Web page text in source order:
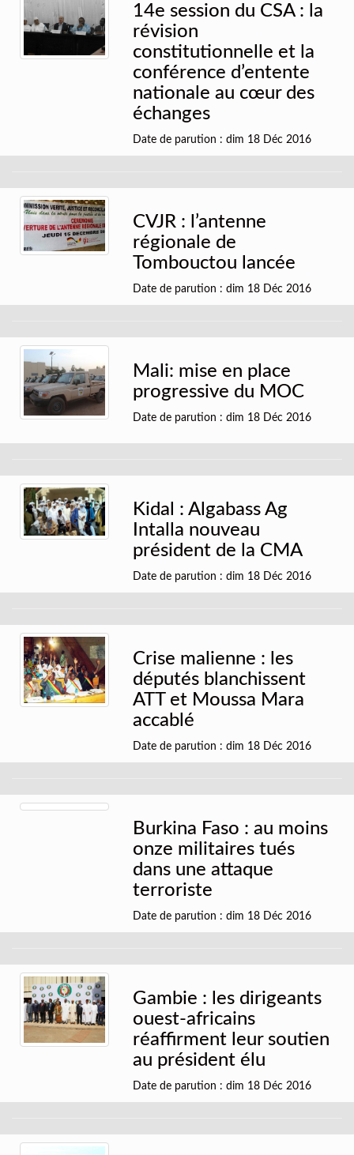
14e session du CSA : la
révision
constitutionnelle et la
conférence d’entente
nationale au cœur des
échanges
Date de parution : dim 18 Déc 2016
CVJR : l’antenne
régionale de
Tombouctou lancée
Date de parution : dim 18 Déc 2016
Mali: mise en place
progressive du MOC
Date de parution : dim 18 Déc 2016
Kidal : Algabass Ag
Intalla nouveau
président de la CMA
Date de parution : dim 18 Déc 2016
Crise malienne : les
députés blanchissent
ATT et Moussa Mara
accablé
Date de parution : dim 18 Déc 2016
Burkina Faso : au moins
onze militaires tués
dans une attaque
terroriste
Date de parution : dim 18 Déc 2016
Gambie : les dirigeants
ouest-africains
réaffirment leur soutien
au président élu
Date de parution : dim 18 Déc 2016